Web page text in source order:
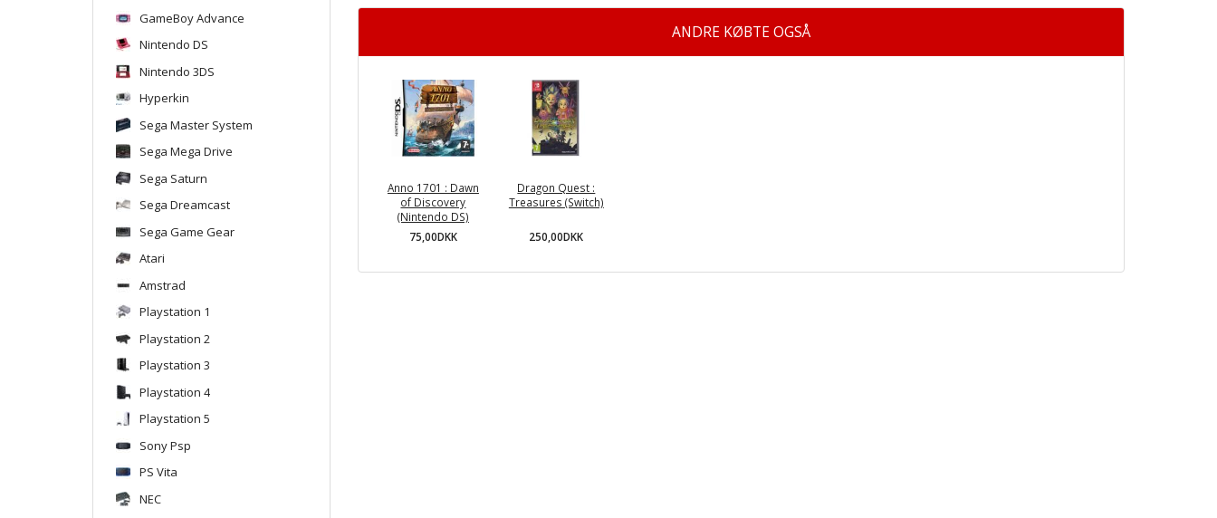
GameBoy Advance
Nintendo DS
Nintendo 3DS
Hyperkin
Sega Master System
Sega Mega Drive
Sega Saturn
Sega Dreamcast
Sega Game Gear
Atari
Amstrad
Playstation 1
Playstation 2
Playstation 3
Playstation 4
Playstation 5
Sony Psp
PS Vita
NEC
ANDRE KØBTE OGSÅ
Anno 1701 : Dawn
of Discovery
(Nintendo DS)
75,00DKK
Dragon Quest :
Treasures (Switch)
250,00DKK